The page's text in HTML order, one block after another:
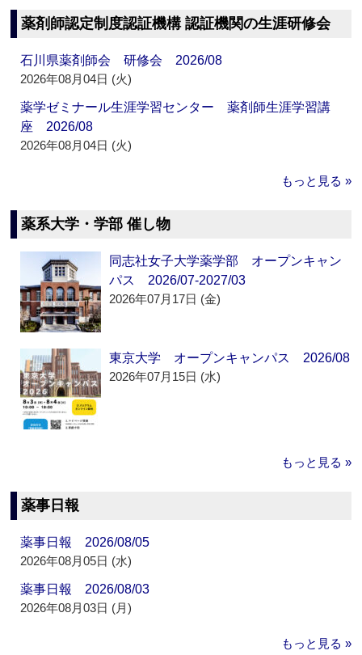
薬剤師認定制度認証機構 認証機関の生涯研修会
石川県薬剤師会 研修会 2026/08
2026年08月04日 (火)
薬学ゼミナール生涯学習センター 薬剤師生涯学習講
座 2026/08
2026年08月04日 (火)
もっと見る »
薬系大学・学部 催し物
同志社女子大学薬学部 オープンキャン
パス 2026/07-2027/03
2026年07月17日 (金)
東京大学 オープンキャンパス 2026/08
2026年07月15日 (水)
もっと見る »
薬事日報
薬事日報 2026/08/05
2026年08月05日 (水)
薬事日報 2026/08/03
2026年08月03日 (月)
もっと見る »